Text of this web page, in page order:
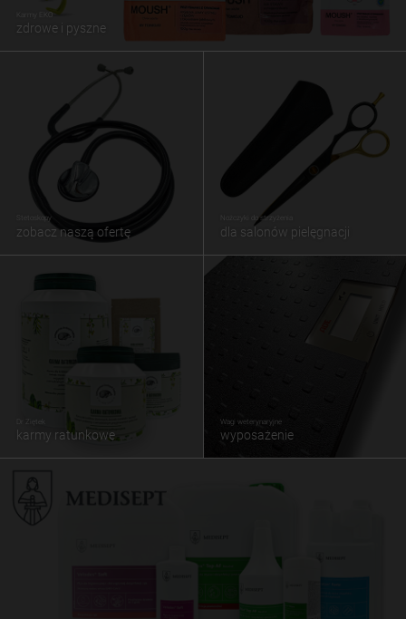
Karmy EKO
zdrowe i pyszne
Stetoskopy
zobacz naszą ofertę
Nożczyki do strzyżenia
dla salonów pielęgnacji
Dr Ziętek
karmy ratunkowe
Wagi weterynaryjne
wyposażenie